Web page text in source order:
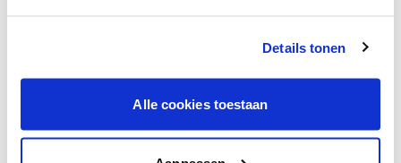
Details tonen
Alle cookies toestaan
Krijg kleuradvies op basis van de lichtinval